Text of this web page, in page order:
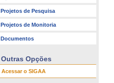
Projetos de Pesquisa
Projetos de Monitoria
Documentos
Outras Opções
Acessar o SIGAA